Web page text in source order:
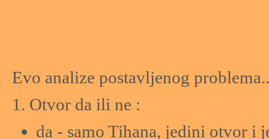
Evo analize postavljenog problema..
1. Otvor da ili ne :
da - samo Tihana, jedini otvor i